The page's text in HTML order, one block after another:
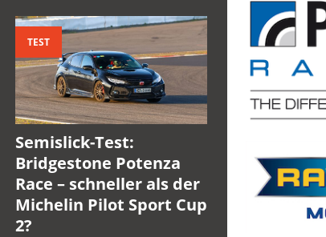
TEST
Semislick-Test:
Bridgestone Potenza
Race – schneller als der
Michelin Pilot Sport Cup
2?